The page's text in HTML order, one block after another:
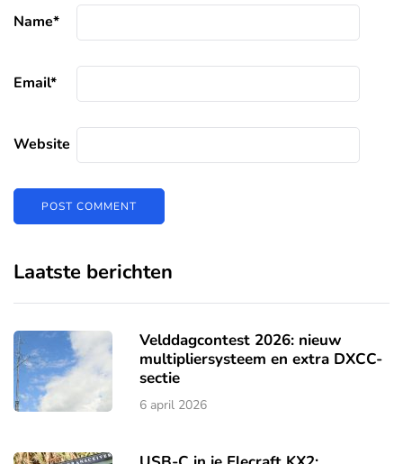
Name*
Email*
Website
Laatste berichten
Velddagcontest 2026: nieuw
multipliersysteem en extra DXCC-
sectie
6 april 2026